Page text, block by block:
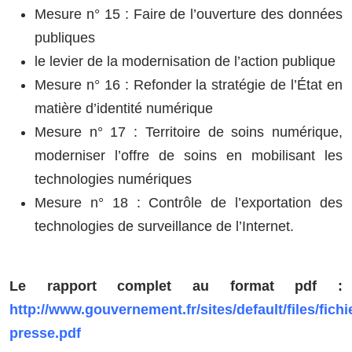
Mesure n° 15 : Faire de l’ouverture des données
publiques
le levier de la modernisation de l’action publique
Mesure n° 16 : Refonder la stratégie de l’État en
matière d’identité numérique
Mesure n° 17 : Territoire de soins numérique,
moderniser l’offre de soins en mobilisant les
technologies numériques
Mesure n° 18 : Contrôle de l’exportation des
technologies de surveillance de l’Internet.
Le rapport complet au format pdf :
http://www.gouvernement.fr/sites/default/files/
presse.pdf